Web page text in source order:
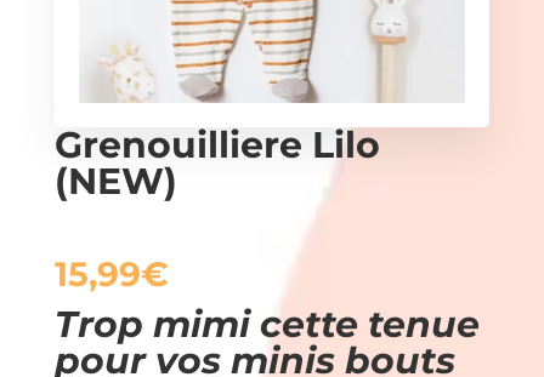
Grenouilliere Lilo
(NEW)
15,99€
Trop mimi cette tenue
pour vos minis bouts